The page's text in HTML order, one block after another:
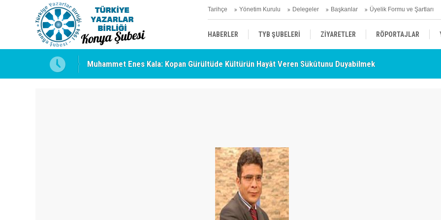
Tarihçe Yönetim Kurulu Delegeler Başkanlar Üyelik Formu ve Şartları
HABERLER TYB ŞUBELERİ ZİYARETLER RÖPORTAJLAR
ÜYELERİMİZDEN HABERLER KENDİNİ ARAYAN ŞEHİR
Muhammet Enes Kala: Kopan Gürültüde Kültürün Hayât Veren Sükûtunu Duyabilmek
Erzincan’da Kültür ve Edebiyat Zirvesi - Nurettin Topçu Sokağı Açılışı